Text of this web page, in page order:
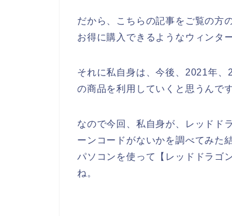
だから、こちらの記事をご覧の方
お得に購入できるようなウィンタ
それに私自身は、今後、2021年
の商品を利用していくと思うんで
なので今回、私自身が、レッドド
ーンコードがないかを調べてみた
パソコンを使って【レッドドラゴ
ね。